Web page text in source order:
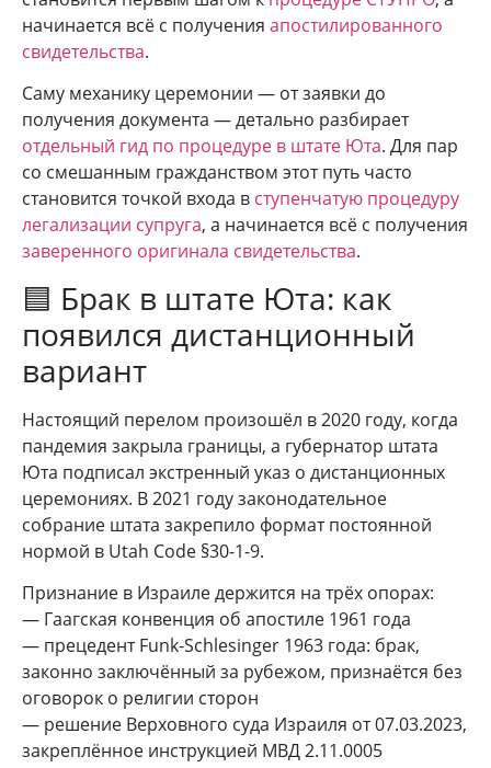
начинается всё с получения апостилированного
свидетельства.
Саму механику церемонии — от заявки до
получения документа — детально разбирает
отдельный гид по процедуре в штате Юта. Для пар
со смешанным гражданством этот путь часто
становится точкой входа в ступенчатую процедуру
легализации супруга, а начинается всё с получения
заверенного оригинала свидетельства.
🟦 Брак в штате Юта: как
появился дистанционный
вариант
Настоящий перелом произошёл в 2020 году, когда
пандемия закрыла границы, а губернатор штата
Юта подписал экстренный указ о дистанционных
церемониях. В 2021 году законодательное
собрание штата закрепило формат постоянной
нормой в Utah Code §30-1-9.
Признание в Израиле держится на трёх опорах:
— Гаагская конвенция об апостиле 1961 года
— прецедент Funk-Schlesinger 1963 года: брак,
законно заключённый за рубежом, признаётся без
оговорок о религии сторон
— решение Верховного суда Израиля от 07.03.2023,
закреплённое инструкцией МВД 2.11.0005